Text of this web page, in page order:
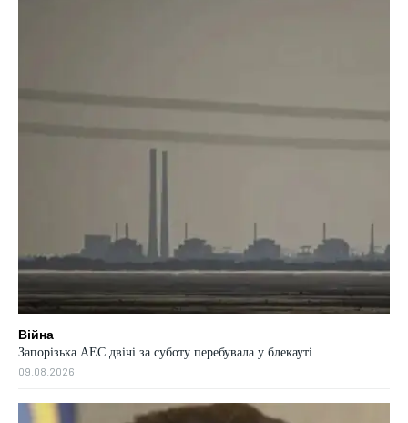
Війна
Запорізька АЕС двічі за суботу перебувала у блекауті
09.08.2026